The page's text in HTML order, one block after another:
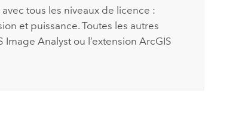
tous les niveaux de licence :
et puissance. Toutes les autres
Image Analystou l’extension ArcGIS